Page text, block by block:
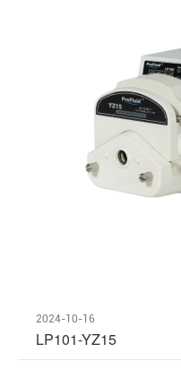
2024-10-16
LP101-YZ15